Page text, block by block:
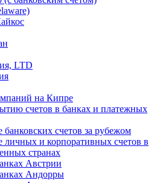
LTD
на Кипре
счетов в банках и платежных
счетов за рубежом
личных и корпоративных счетов в
странах
Австрии
Андорры